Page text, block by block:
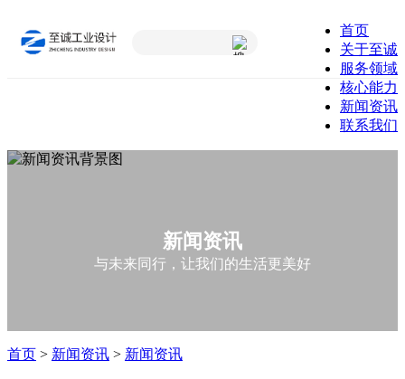
首页
关于至诚
服务领域
核心能力
新闻资讯
联系我们
新闻资讯
与未来同行，让我们的生活更美好
首页 > 新闻资讯 > 新闻资讯